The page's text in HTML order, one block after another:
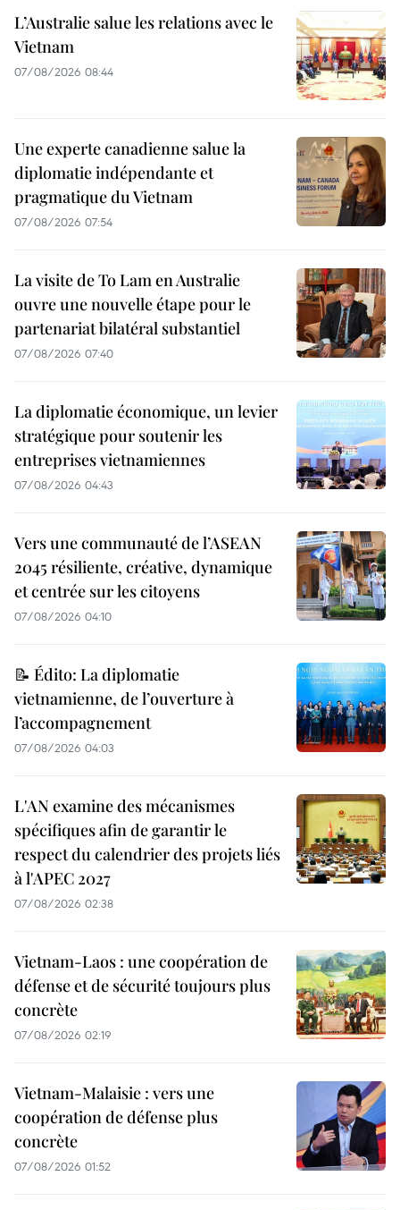
L’Australie salue les relations avec le
Vietnam
07/08/2026 08:44
Une experte canadienne salue la
diplomatie indépendante et
pragmatique du Vietnam
07/08/2026 07:54
La visite de To Lam en Australie
ouvre une nouvelle étape pour le
partenariat bilatéral substantiel
07/08/2026 07:40
La diplomatie économique, un levier
stratégique pour soutenir les
entreprises vietnamiennes
07/08/2026 04:43
Vers une communauté de l’ASEAN
2045 résiliente, créative, dynamique
et centrée sur les citoyens
07/08/2026 04:10
📝 Édito: La diplomatie
vietnamienne, de l’ouverture à
l’accompagnement
07/08/2026 04:03
L'AN examine des mécanismes
spécifiques afin de garantir le
respect du calendrier des projets liés
à l'APEC 2027
07/08/2026 02:38
Vietnam-Laos : une coopération de
défense et de sécurité toujours plus
concrète
07/08/2026 02:19
Vietnam-Malaisie : vers une
coopération de défense plus
concrète
07/08/2026 01:52